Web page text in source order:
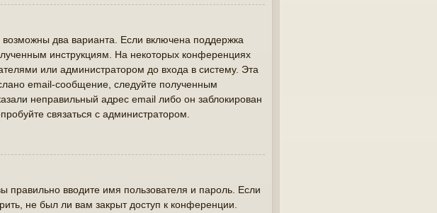
два варианта. Если включена поддержка
инструкциям. На некоторых конференциях
или администратором до входа в систему. Эта
email-сообщение, следуйте полученным
неправильный адрес email либо он заблокирован
связаться с администратором.
правильно вводите имя пользователя и пароль. Если
не был ли вам закрыт доступ к конференции.